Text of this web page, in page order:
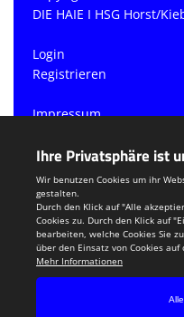
DIE HAIE I HSG Horst/
Login
Registrieren
Impressum
Teamsports 2
Dein Sportverein online